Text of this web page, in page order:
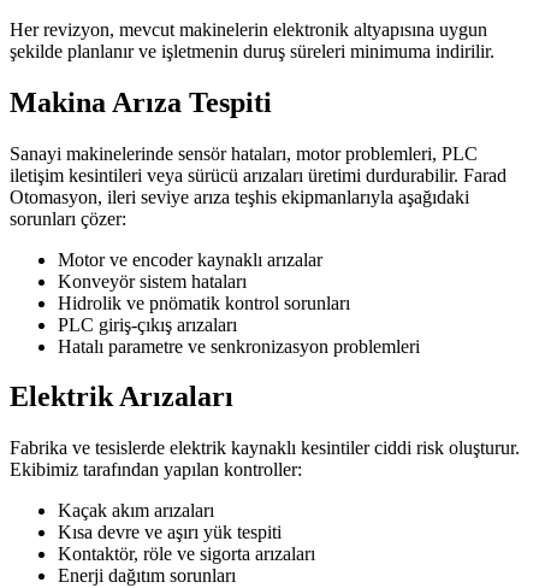
Her revizyon, mevcut makinelerin elektronik altyapısına uygun
şekilde planlanır ve işletmenin duruş süreleri minimuma indirilir.
Makina Arıza Tespiti
Sanayi makinelerinde sensör hataları, motor problemleri, PLC
iletişim kesintileri veya sürücü arızaları üretimi durdurabilir. Farad
Otomasyon, ileri seviye arıza teşhis ekipmanlarıyla aşağıdaki
sorunları çözer:
Motor ve encoder kaynaklı arızalar
Konveyör sistem hataları
Hidrolik ve pnömatik kontrol sorunları
PLC giriş-çıkış arızaları
Hatalı parametre ve senkronizasyon problemleri
Elektrik Arızaları
Fabrika ve tesislerde elektrik kaynaklı kesintiler ciddi risk oluşturur.
Ekibimiz tarafından yapılan kontroller:
Kaçak akım arızaları
Kısa devre ve aşırı yük tespiti
Kontaktör, röle ve sigorta arızaları
Enerji dağıtım sorunları